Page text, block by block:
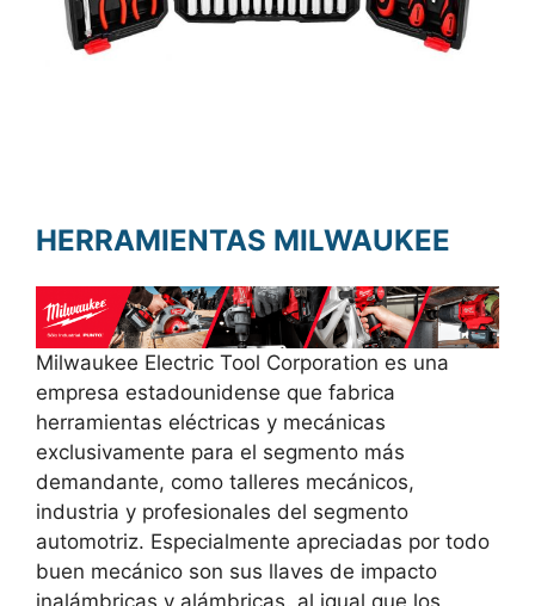
HERRAMIENTAS MILWAUKEE
Milwaukee Electric Tool Corporation es una
empresa estadounidense que fabrica
herramientas eléctricas y mecánicas
exclusivamente para el segmento más
demandante, como talleres mecánicos,
industria y profesionales del segmento
automotriz. Especialmente apreciadas por todo
buen mecánico son sus llaves de impacto
inalámbricas y alámbricas, al igual que los